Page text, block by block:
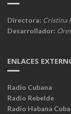
Directora: Cristina
Desarrollador:
ENLACES
Radio Cubana
Radio Rebelde
Radio Habana Cuba